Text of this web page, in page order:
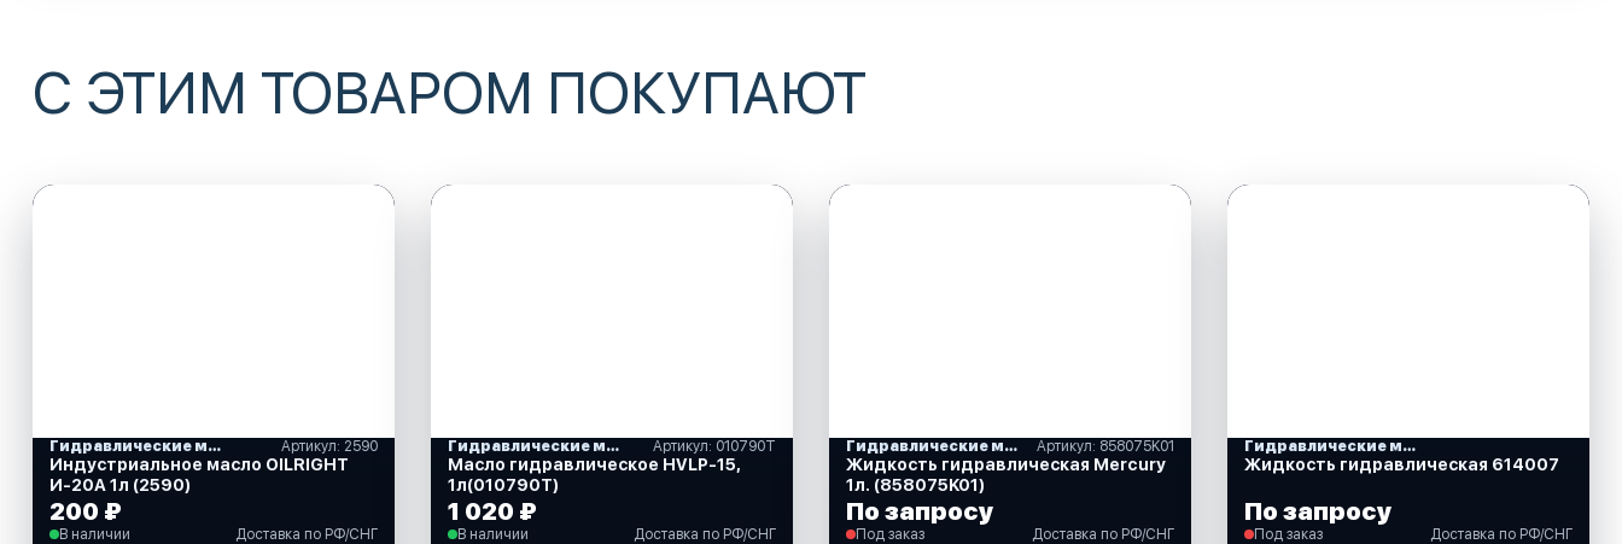
С ЭТИМ ТОВАРОМ ПОКУПАЮТ
Гидравлические масла Артикул: 2590
Индустриальное масло OILRIGHT
И-20А 1л (2590)
200 ₽
В наличии Доставка по РФ/СНГ
Гидравлические масла Артикул: 010790T
Масло гидравлическое HVLP-15,
1л(010790T)
1 020 ₽
В наличии Доставка по РФ/СНГ
Гидравлические масла Артикул: 858075K01
Жидкость гидравлическая Mercury
1л. (858075K01)
По запросу
Под заказ Доставка по РФ/СНГ
Гидравлические масла
Жидкость гидравлическая 614007
По запросу
Под заказ Доставка по РФ/СНГ